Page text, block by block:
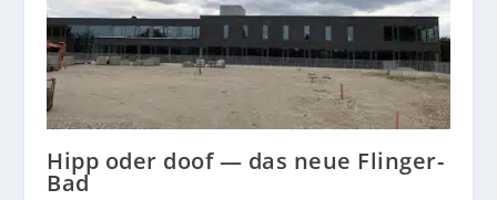
Hipp oder doof — das neue Flinger-
Bad